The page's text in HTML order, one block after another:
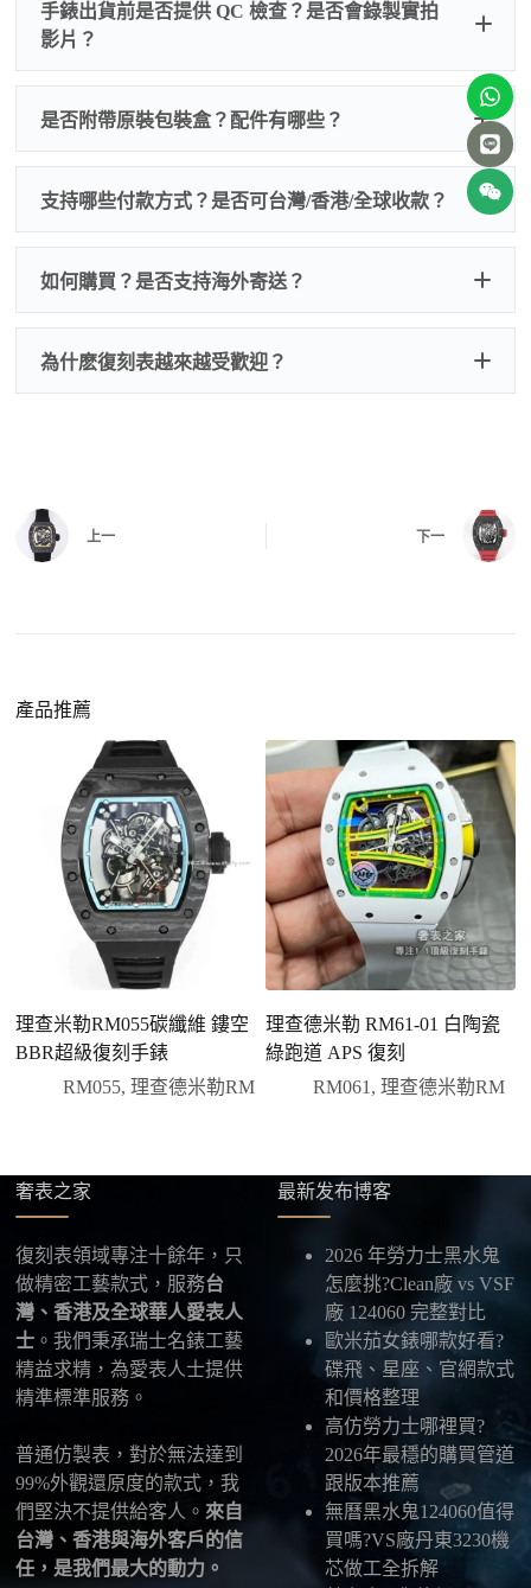
非人
為事故，免費維修三年
人為事故我們只收更換配件
的費用，配件很便宜，大多數兩位數，貴一點也就一
手錶出貨前是否提供 QC 檢查？是否會錄製實拍
影片？
QC 品
質檢查
度、錶帶等部位是否完好無瑕、貼合緊密。
是否有異音，再根據款式進行上弦與功能測試。
給您確認，確定沒有問題後才會安排出貨。
是否附帶原裝包裝盒？配件有哪些？
我們默認會提供普通盒子，如果需要原裝盒子可
以找我們搭配，選擇原裝盒子附屬配件：原裝盒
如是鋼帶手錶會贈送拆錶帶工具。
注：部分原裝盒子需要加錢購買，價格也不貴。
支持哪些付款方式？是否可台灣/香港/全球收款？
交易方式
如何購買？是否支持海外寄送？
請先透過網站上的聯繫方式與我們取得聯繫，將您感
們會先幫您確認版本與實際價格。
二、確認款式與價格
客服會與您確認品牌、尺寸、顏色、配件等細節，如
有現貨會直接幫您預留；若需要排單，我們也會事先
說明大約出貨時間。
三、安排付款方式
您可以選擇先付少量訂金預留貨品，餘款在出貨
前或收到實拍照片後再支付；也可以一次性全額
付款，我們會在原有價格基礎上盡量幫您爭取更
優惠的方案。部分地區可協助安排較安全的到付
方式，具體以當下說明為準。
發給我們，我們會為您選擇合適的物流公司，全程提
供最新物流資訊與查件連結。
五、海外寄送說明
本店支援寄送至香港、澳門、台灣、欧美以及其他海
外地區，運費會依照目的地與物流方案另行報價，客
服在出貨前會跟您確認清楚。
最後：喜歡就別拖太久，有些熱門款現貨數量有
限，早一步確認，就能早一點戴上喜歡的腕錶。
為什麽復刻表越來越受歡迎？
：以原裝價格的十分之一即可享受相
同外觀與佩戴質感。
合日常通勤與旅行佩戴。
上一 下一
產品推薦
理查米勒RM055碳纖維 鏤空
BBR超級復刻手錶
RM055, 理查德米勒RM
理查德米勒 RM61-01 白陶瓷
綠跑道 APS 復刻
RM061 , 理查德米勒RM
奢表之家
復刻表領域專注十餘年，只
做精密工藝款式，服務台
灣、香港及全球華人愛表人
士 。我們秉承瑞士名錶工藝
精益求精，為愛表人士提供
精準標準服務。
普通仿製表，對於無法達到
99%外觀還原度的款式，我
們堅決不提供給客人。 來自
台灣、香港與海外客戶的信
任，是我們最大的動力。
最新发布博客
2026 年勞力士黑水鬼
怎麼挑?Clean廠 vs VSF
廠 124060 完整對比
歐米茄女錶哪款好看?
碟飛、星座、官網款式
和價格整理
高仿勞力士哪裡買?
2026年最穩的購買管道
跟版本推薦
無曆黑水鬼124060值得
買嗎?VS廠丹東3230機
芯做工全拆解